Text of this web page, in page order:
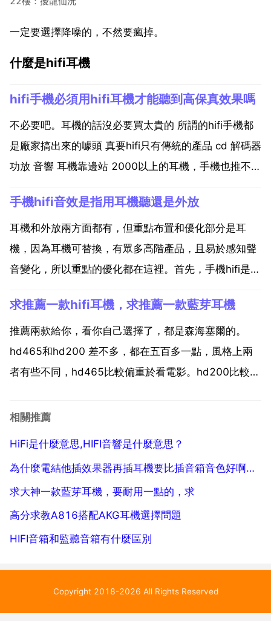
一定要選擇降噪的，不然要瘋掉。
什麼是hifi耳機
hifi手機必須用hifi耳機才能聽到高保真效果嗎
不必要吧。耳機的話沒必要買太貴的 所謂的hifi手機都
是廠家搞出來的噱頭 真要hifi只有傳統的產品 cd 解碼器
功放 音響 耳機靠邊站 2000以上的耳機，手機也推不出
的，湊活下就行了，你又不是發燒友 hifi音質是不是必
須要hifi耳機。還有要...
手機hifi音效是指用耳機聽還是外放
耳機和外放兩方面都有，但重點布置和優化部分是耳
機，因為耳機可替換，有眾多高階產品，且易於感知聲
音變化，所以重點的優化都在這裡。首先，手機hifi是有
有很多人反對它，但主要原因一是不正統，屬於比上不
足比下有餘，二是調音不佳，通常聲音比較 野 但也有
很多是...
求推薦一款hifi耳機，求推薦一款藍芽耳機
推薦兩款給你，看你自己選擇了，都是森海塞爾的。
hd465和hd200 差不多，都在五百多一點，風格上兩
者有些不同，hd465比較偏重於看電影。hd200比較合
次清晰 透明度高 豐滿度和溫暖度較為適中，彈性較
相關推薦
HiFi是什麼意思,HIFI音響是什麼意思？
為什麼電結他插效果器再插耳機要比插音箱音色好啊，耳機的音色比
求大神一款藍芽耳機，要耐用一點的，求
高分求教A816搭配AKG耳機選擇問題
HIFI音箱和監聽音箱有什麼區別
Copyright 2018-2026 All Rights Reserved